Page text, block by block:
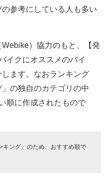
参考にしている人も多い
）協力のもと、【発
イクにオススメのバイ
ます。なおランキング
の独自のカテゴリの中
順に作成されたもので
ング」のため、おすすめ順で